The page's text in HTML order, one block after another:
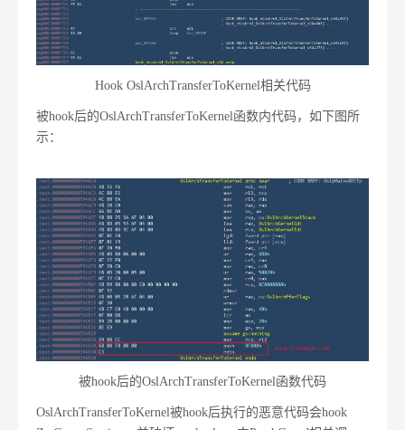
Hook OslArchTransferToKernel相关代码
被hook后的OslArchTransferToKernel函数内代码，如下图所
示：
被hook后的OslArchTransferToKernel函数代码
OslArchTransferToKernel被hook后执行的恶意代码会hook